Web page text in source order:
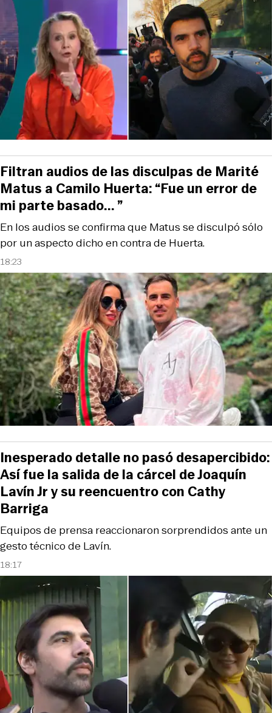
18:23
En los audios se confirma que Matus se disculpó sólo
por un aspecto dicho en contra de Huerta.
Filtran audios de las disculpas de Marité
Matus a Camilo Huerta: “Fue un error de
mi parte basado... ”
18:17
Equipos de prensa reaccionaron sorprendidos ante un
gesto técnico de Lavín.
Inesperado detalle no pasó desapercibido:
Así fue la salida de la cárcel de Joaquín
Lavín Jr y su reencuentro con Cathy
Barriga